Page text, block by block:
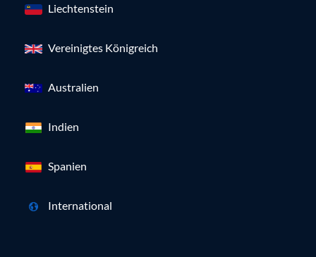
Liechtenstein
Vereinigtes Königreich
Australien
Indien
Spanien
International